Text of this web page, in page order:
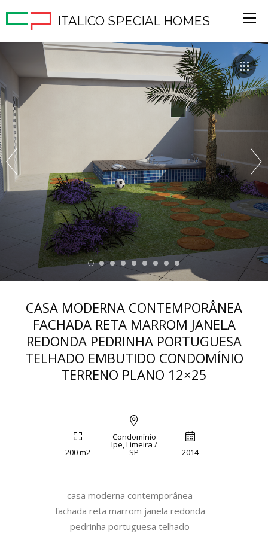
ITALICO SPECIAL HOMES
CASA MODERNA CONTEMPORÂNEA
FACHADA RETA MARROM JANELA
REDONDA PEDRINHA PORTUGUESA
TELHADO EMBUTIDO CONDOMÍNIO
TERRENO PLANO 12×25
200 m2
Condomínio
Ipe, Limeira /
SP 2014
casa moderna contemporânea
fachada reta marrom janela redonda
pedrinha portuguesa telhado